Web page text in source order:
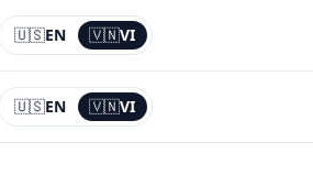
🇺🇸EN 🇻🇳VI
Current:
VI
🇺🇸EN 🇻🇳VI
Current:
VI